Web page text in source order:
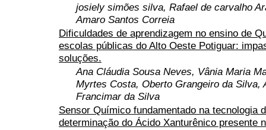
josiely simões silva, Rafael de carvalho
Amaro Santos Correia
Dificuldades de aprendizagem no ensino de
escolas públicas do Alto Oeste Potiguar:
soluções.
Ana Cláudia Sousa Neves, Vânia Maria
Myrtes Costa, Oberto Grangeiro da Silva,
Francimar da Silva
Sensor Químico fundamentado na tecnologia
determinação do Ácido Xanturênico presente